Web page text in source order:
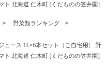
ト 北海道 仁木町 [くだものの笠井園]
野菜類ランキング
ュース 1L×6本セット（ご自宅用） 野
ト 北海道 仁木町 [くだものの笠井園]